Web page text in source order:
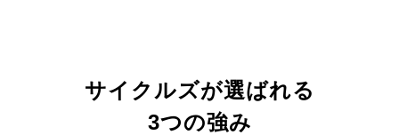
サイクルズが選ばれる
3つの強み